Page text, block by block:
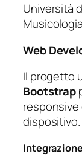
Università
Web
Il progetto
Bootstrap
dispositivo.